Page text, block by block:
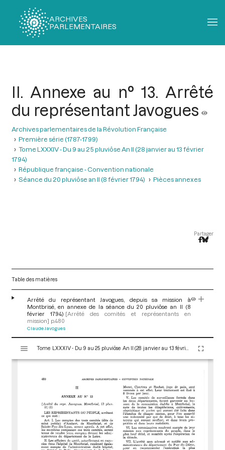
ARCHIVES
PARLEMENTAIRES
II. Annexe au n° 13. Arrêté
du représentant Javogues
Archives parlementaires de la Révolution Française
Première série (1787-1799)
Tome LXXXIV - Du 9 au 25 pluviôse An II (28 janvier au 13 février
1794)
République française - Convention nationale
Séance du 20 pluviôse an II (8 février 1794)
Pièces annexes
Partager
Table des matières
Arrêté du représentant Javogues, depuis sa mission à
Montbrisé, en annexe de la séance du 20 pluviôse an II (8
février 1794) [Arrêté des comités et représentants en
mission] p.480
Claude Javogues
s